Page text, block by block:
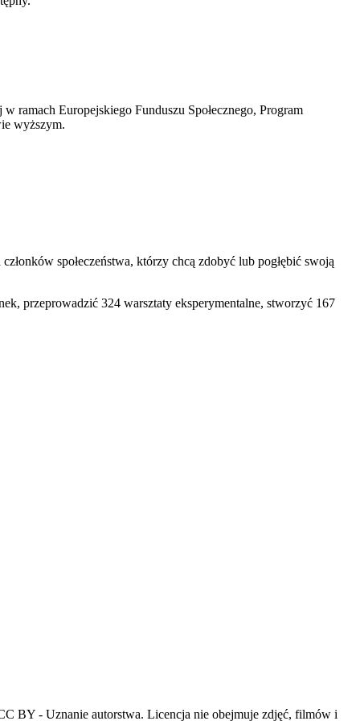
ramach Europejskiego Funduszu Społecznego, Program
wyższym.
społeczeństwa, którzy chcą zdobyć lub pogłębić swoją
przeprowadzić 324 warsztaty eksperymentalne, stworzyć 167
BY - Uznanie autorstwa. Licencja nie obejmuje zdjęć, filmów i